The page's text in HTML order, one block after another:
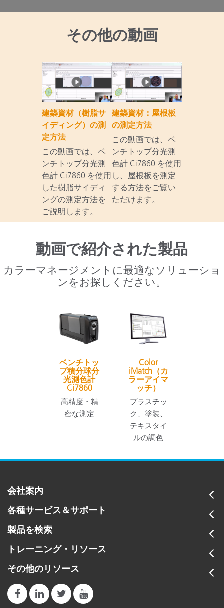
その他の動画
建築資材（樹脂サ
イディング）の測
定方法
この動画では、ベ
ンチトップ分光測
色計 Ci7860 を使用
した樹脂サイディ
ングの測定方法を
ご説明します。
建築資材：屋根板
の測定方法
この動画では、ベ
ンチトップ分光測
色計 Ci7860 を使用
し、屋根板を測定
する方法をご覧い
ただけます。
動画で紹介された製品
カラーマネージメントに最適なソリューショ
ンをお探しください。
ベンチトッ
プ積分球分
光測色計
Ci7860
高精度・精
密な測定
Color
iMatch（カ
ラーアイマ
ッチ）
プラスチッ
ク、塗装、
テキスタイ
ルの調色
会社案内
各種サービス＆サポート
製品を検索
トレーニング・リソース
その他のリソース